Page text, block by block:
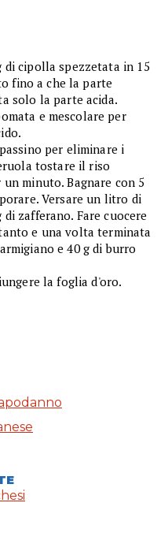
di cipolla spezzetata in 15
fino a che la parte
solo la parte acida.
e mescolare per
per eliminare i
tostare il riso
minuto. Bagnare con 5
Versare un litro di
zafferano. Fare cuocere
e una volta terminata
e 40 g di burro
la foglia d'oro.